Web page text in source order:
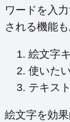
ワードを入
される機能も
絵文字
使いた
テキス
絵文字を効果